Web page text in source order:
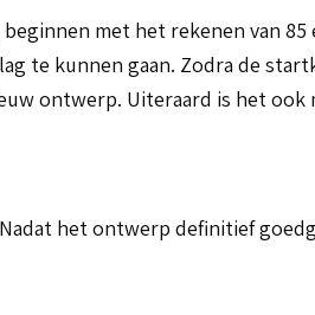
met het rekenen van
te kunnen gaan. Zodra de
ontwerp. Uiteraard is het
het ontwerp definitief